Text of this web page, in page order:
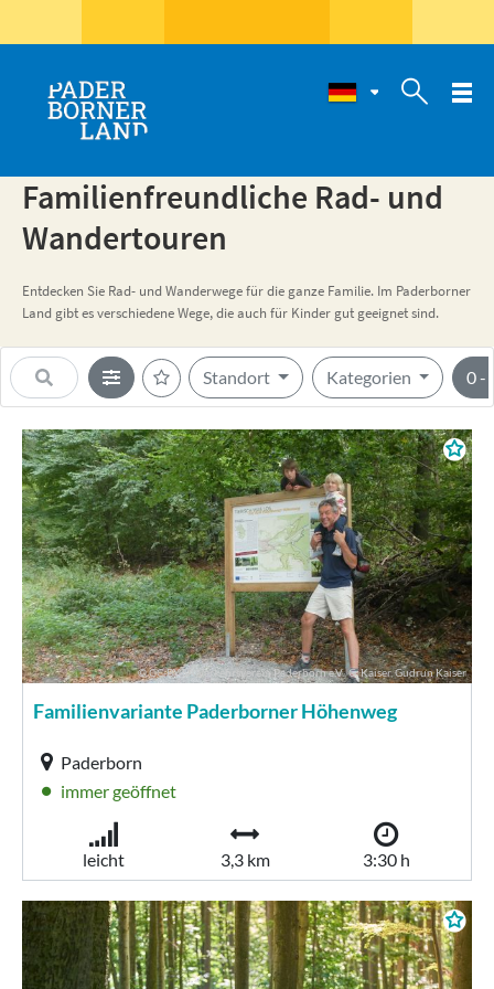

Familienfreundliche Rad- und
Wandertouren
Entdecken Sie Rad- und Wanderwege für die ganze Familie. Im Paderborner
Land gibt es verschiedene Wege, die auch für Kinder gut geeignet sind.